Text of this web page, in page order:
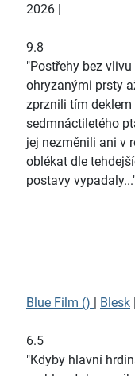
2026 |
9.8
"Postřehy bez
ohryzanými prsty
zprznili tím
sedmnáctiletého
jej nezměnili ani v
oblékat dle
postavy
Blue Film () | Blesk
6.5
"Kdyby hlavní